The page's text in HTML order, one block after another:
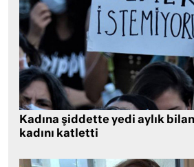
Kadına şiddette yedi aylık
kadını katletti